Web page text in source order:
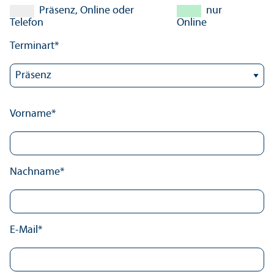
Präsenz, Online oder
Telefon
nur
Online
Terminart*
Vorname*
Nachname*
E-Mail*